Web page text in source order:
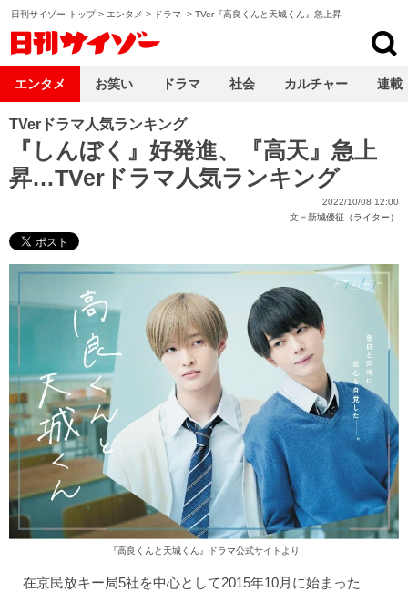
日刊サイゾー トップ> エンタメ > ドラマ > TVer『高良くんと天城くん』急上昇
TVerドラマ人気ランキング
『しんぼく』好発進、『高天』急上
昇…TVerドラマ人気ランキング
2022/10/08 12:00
文＝新城優征（ライター）
『高良くんと天城くん』ドラマ公式サイト より
在京民放キー局5社を中心として2015年10月に始まった
エンタメ お笑い ドラマ 社会 カルチャー 連載